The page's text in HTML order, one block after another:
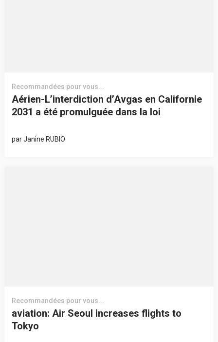
Recommandées pour vous...
Aérien-L’interdiction d’Avgas en Californie
2031 a été promulguée dans la loi
parJanine RUBIO
Recommandées pour vous...
aviation: Air Seoul increases flights to
Tokyo